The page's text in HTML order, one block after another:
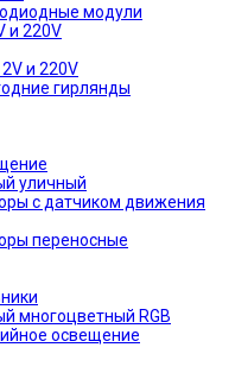
модули
и 220V
и 220V
гирлянды
уличный
с датчиком движения
переносные
многоцветный RGB
освещение